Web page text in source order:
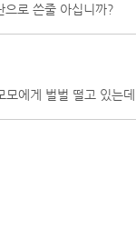
으로 쓴줄 아십니까?
에게 벌벌 떨고 있는데..